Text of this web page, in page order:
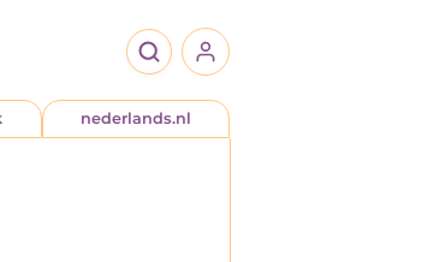
nederlands.nl